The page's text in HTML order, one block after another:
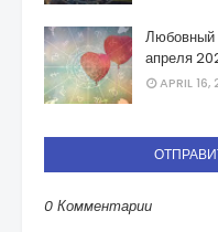
Любовный
апреля
APRIL 16,
0 Комментарии